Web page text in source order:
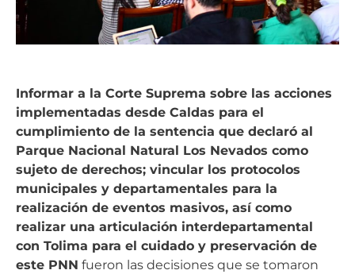
Informar a la Corte Suprema sobre las acciones
implementadas desde Caldas para el
cumplimiento de la sentencia que declaró al
Parque Nacional Natural Los Nevados como
sujeto de derechos; vincular los protocolos
municipales y departamentales para la
realización de eventos masivos, así como
realizar una articulación interdepartamental
con Tolima para el cuidado y preservación de
este PNN fueron las decisiones que se tomaron